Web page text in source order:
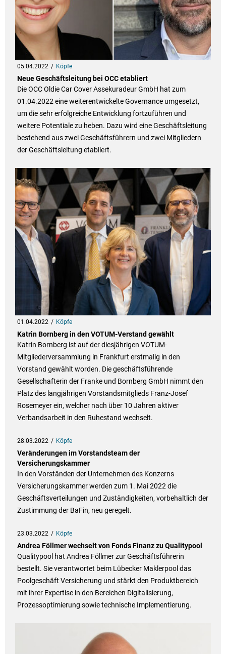
05.04.2022 Köpfe
Neue Geschäftsleitung bei OCC etabliert
Die OCC Oldie Car Cover Assekuradeur GmbH hat zum
01.04.2022 eine weiterentwickelte Governance umgesetzt,
um die sehr erfolgreiche Entwicklung fortzuführen und
weitere Potentiale zu heben. Dazu wird eine Geschäftsleitung
bestehend aus zwei Geschäftsführern und zwei Mitgliedern
der Geschäftsleitung etabliert.
01.04.2022 Köpfe
Katrin Bornberg in den VOTUM-Verstand gewählt
Katrin Bornberg ist auf der diesjährigen VOTUM-
Mitgliederversammlung in Frankfurt erstmalig in den
Vorstand gewählt worden. Die geschäftsführende
Gesellschafterin der Franke und Bornberg GmbH nimmt den
Platz des langjährigen Vorstandsmitglieds Franz-Josef
Rosemeyer ein, welcher nach über 10 Jahren aktiver
Verbandsarbeit in den Ruhestand wechselt.
28.03.2022 Köpfe
Veränderungen im Vorstandsteam der
Versicherungskammer
In den Vorständen der Unternehmen des Konzerns
Versicherungskammer werden zum 1. Mai 2022 die
Geschäftsverteilungen und Zuständigkeiten, vorbehaltlich der
Zustimmung der BaFin, neu geregelt.
23.03.2022 Köpfe
Andrea Föllmer wechselt von Fonds Finanz zu Qualitypool
Qualitypool hat Andrea Föllmer zur Geschäftsführerin
bestellt. Sie verantwortet beim Lübecker Maklerpool das
Poolgeschäft Versicherung und stärkt den Produktbereich
mit ihrer Expertise in den Bereichen Digitalisierung,
Prozessoptimierung sowie technische Implementierung.